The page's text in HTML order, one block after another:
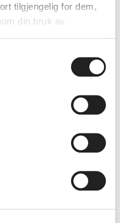
tilgjengelig for dem,
din bruk av